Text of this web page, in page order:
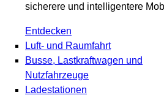
sicherere und intelligentere
Entdecken
Luft- und Raumfahrt
Busse, Lastkraftwagen und
Nutzfahrzeuge
Ladestationen